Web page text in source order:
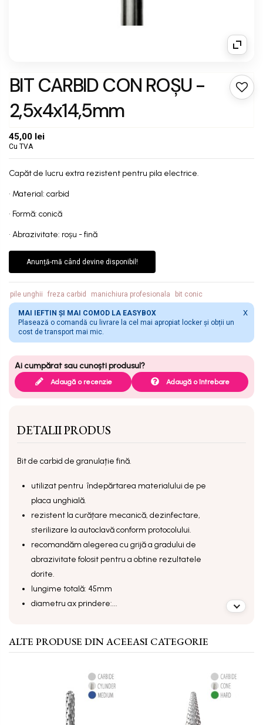
BIT CARBID CON ROȘU -
2,5x4x14,5mm
45,00 lei
Cu TVA
Capăt de lucru extra rezistent pentru pila electrice.
• Material: carbid
• Formă: conică
• Abrazivitate: roșu - fină
Anunță-mă când devine disponibil!
pile unghii freza carbid manichiura profesionala bit conic
MAI IEFTIN ȘI MAI COMOD LA EASYBOX
Plasează o comandă cu livrare la cel mai apropiat locker și obții un
cost de transport mai mic.
X
Adaugă o recenzie Adaugă o întrebare
DETALII PRODUS
Bit de carbid de granulație fină.
utilizat pentru îndepărtarea materialului de pe
placa unghială.
rezistent la curățare mecanică, dezinfectare,
sterilizare la autoclavă conform protocolului.
recomandăm alegerea cu grijă a gradului de
abrazivitate folosit pentru a obtine rezultatele
dorite.
lungime totală: 45mm
diametru ax prindere:...
ALTE PRODUSE DIN ACEEASI CATEGORIE